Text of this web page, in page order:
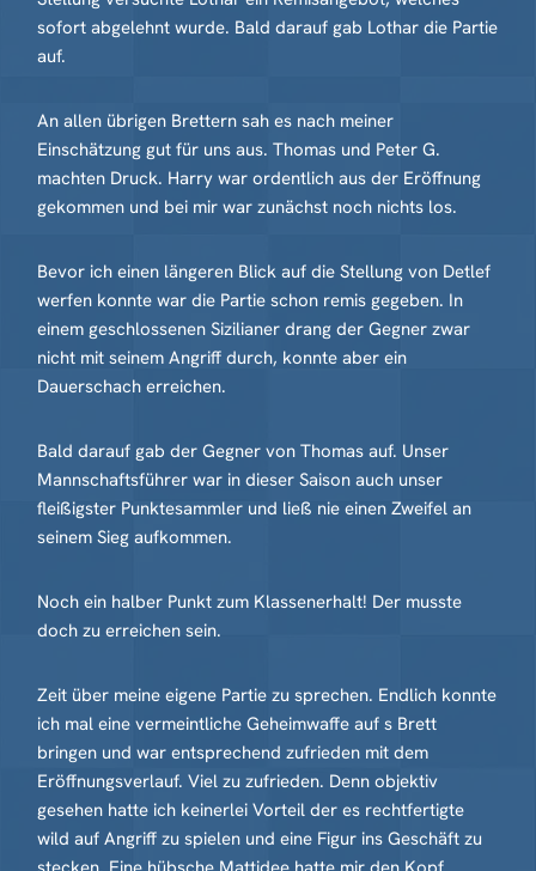
sofort abgelehnt wurde. Bald darauf gab Lothar die Partie
auf.
An allen übrigen Brettern sah es nach meiner
Einschätzung gut für uns aus. Thomas und Peter G.
machten Druck. Harry war ordentlich aus der Eröffnung
gekommen und bei mir war zunächst noch nichts los.
Bevor ich einen längeren Blick auf die Stellung von Detlef
werfen konnte war die Partie schon remis gegeben. In
einem geschlossenen Sizilianer drang der Gegner zwar
nicht mit seinem Angriff durch, konnte aber ein
Dauerschach erreichen.
Bald darauf gab der Gegner von Thomas auf. Unser
Mannschaftsführer war in dieser Saison auch unser
fleißigster Punktesammler und ließ nie einen Zweifel an
seinem Sieg aufkommen.
Noch ein halber Punkt zum Klassenerhalt! Der musste
doch zu erreichen sein.
Zeit über meine eigene Partie zu sprechen. Endlich konnte
ich mal eine vermeintliche Geheimwaffe auf s Brett
bringen und war entsprechend zufrieden mit dem
Eröffnungsverlauf. Viel zu zufrieden. Denn objektiv
gesehen hatte ich keinerlei Vorteil der es rechtfertigte
wild auf Angriff zu spielen und eine Figur ins Geschäft zu